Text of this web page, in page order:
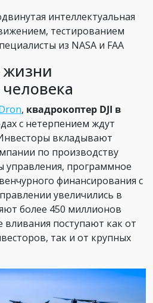
интеллектуальная
тестированием
из NASA и FAA
жизни
, квадрокоптер DJI в
с нетерпением ждут
вкладывают
по производству
управления, программное
финансирования с
увеличились в
более 450 миллионов
поступают как от
так и от крупных